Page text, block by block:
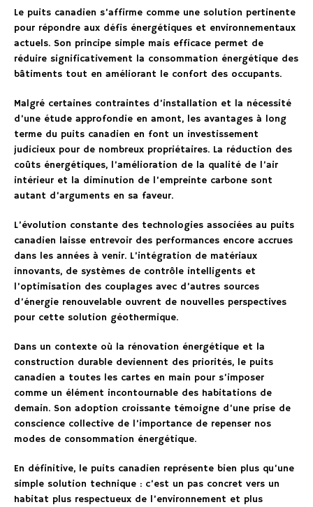
Le puits canadien s’affirme comme une solution pertinente
pour répondre aux défis énergétiques et environnementaux
actuels. Son principe simple mais efficace permet de
réduire significativement la consommation énergétique des
bâtiments tout en améliorant le confort des occupants.
Malgré certaines contraintes d’installation et la nécessité
d’une étude approfondie en amont, les avantages à long
terme du puits canadien en font un investissement
judicieux pour de nombreux propriétaires. La réduction des
coûts énergétiques, l’amélioration de la qualité de l’air
intérieur et la diminution de l’empreinte carbone sont
autant d’arguments en sa faveur.
L’évolution constante des technologies associées au puits
canadien laisse entrevoir des performances encore accrues
dans les années à venir. L’intégration de matériaux
innovants, de systèmes de contrôle intelligents et
l’optimisation des couplages avec d’autres sources
d’énergie renouvelable ouvrent de nouvelles perspectives
pour cette solution géothermique.
Dans un contexte où la rénovation énergétique et la
construction durable deviennent des priorités, le puits
canadien a toutes les cartes en main pour s’imposer
comme un élément incontournable des habitations de
demain. Son adoption croissante témoigne d’une prise de
conscience collective de l’importance de repenser nos
modes de consommation énergétique.
En définitive, le puits canadien représente bien plus qu’une
simple solution technique : c’est un pas concret vers un
habitat plus respectueux de l’environnement et plus